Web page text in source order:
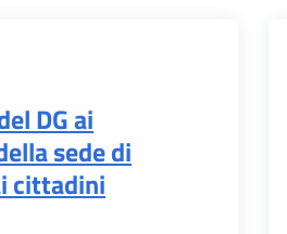
DG ai
sede di
cittadini